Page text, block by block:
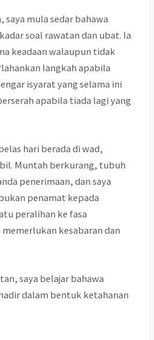
mula sedar bahawa
soal rawatan dan ubat. Ia
keadaan walaupun tidak
langkah apabila
isyarat yang selama ini
apabila tiada lagi yang
hari berada di wad,
Muntah berkurang, tubuh
penerimaan, dan saya
penamat kepada
peralihan ke fasa
kesabaran dan
saya belajar bahawa
dalam bentuk ketahanan